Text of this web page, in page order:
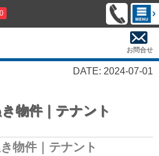
0
お問合せ
DATE: 2024-07-01
物件｜テナント
物件｜テナント